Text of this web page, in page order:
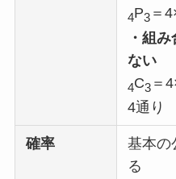
4P3 ＝
・組
ない
4C3 ＝
4通り
確率
基本の
る